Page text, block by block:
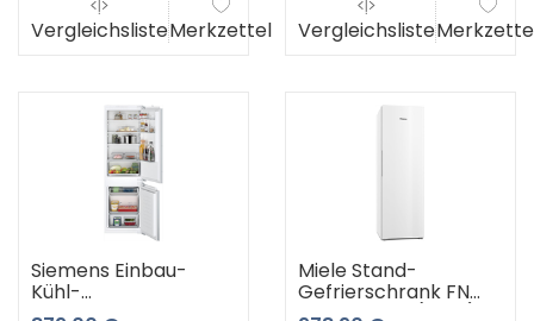
VergleichslisteMerkzettel Vergleichsliste
Siemens Einbau-
Kühl-
Gefrierkombination
Miele Stand-
Gefrierschrank FN
4372 D ws-1 (weiß)